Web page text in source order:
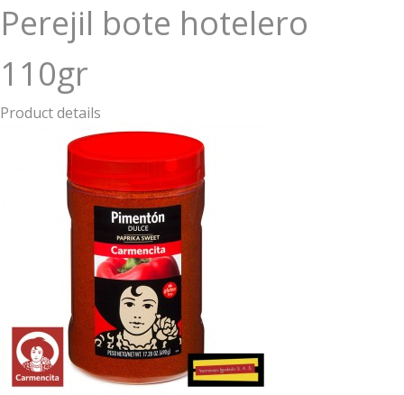
Perejil bote hotelero
110gr
Product details